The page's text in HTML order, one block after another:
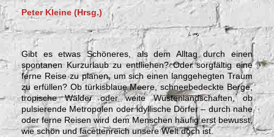
Peter Kleine (Hrsg.)
Gibt es etwas Schöneres, als dem Alltag durch einen
spontanen Kurzurlaub zu entfliehen? Oder sorgfältig eine
ferne Reise zu planen, um sich einen langgehegten Traum
zu erfüllen? Ob türkisblaue Meere, schneebedeckte Berge,
tropische Wälder oder weite Wüstenlandschaften, ob
pulsierende Metropolen oder idyllische Dörfer – durch nahe
oder ferne Reisen wird dem Menschen häufig erst bewusst,
wie schön und facettenreich unsere Welt doch ist.